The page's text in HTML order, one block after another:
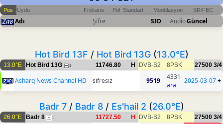
Pos Uydu Frekans Pol Standart Modülasyon SR/FEC
Adı Şifre SID AudioGüncel
Hot Bird 13F / Hot Bird 13G(13.0°E)
13.0°E Hot Bird 13G 1 11746.80 H DVB-S2 8PSK 27500 3/4
Asharq News Channel HD sifresiz 9519
4331
ara
2025-03-07+
Badr 7/ Badr 8/ Es'hail 2 (26.0°E)
26.0°E Badr 8 1 11727.50 H DVB-S2 8PSK 27500 3/4